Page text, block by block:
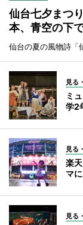
仙台七夕まつ
本、青空の下
仙台の夏の風物詩「
見る
ミ
学2
見る
楽
マ
見る